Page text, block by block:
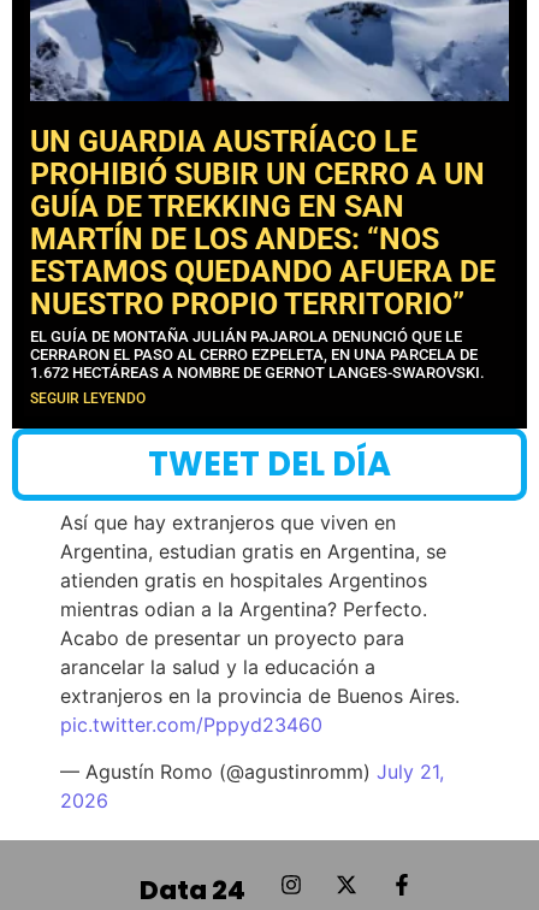
UN GUARDIA AUSTRÍACO LE
PROHIBIÓ SUBIR UN CERRO A UN
GUÍA DE TREKKING EN SAN
MARTÍN DE LOS ANDES: “NOS
ESTAMOS QUEDANDO AFUERA DE
NUESTRO PROPIO TERRITORIO”
EL GUÍA DE MONTAÑA JULIÁN PAJAROLA DENUNCIÓ QUE LE
CERRARON EL PASO AL CERRO EZPELETA, EN UNA PARCELA DE
1.672 HECTÁREAS A NOMBRE DE GERNOT LANGES-SWAROVSKI.
SEGUIR LEYENDO
TWEET DEL DÍA
Así que hay extranjeros que viven en
Argentina, estudian gratis en Argentina, se
atienden gratis en hospitales Argentinos
mientras odian a la Argentina? Perfecto.
Acabo de presentar un proyecto para
arancelar la salud y la educación a
extranjeros en la provincia de Buenos Aires.
pic.twitter.com/Pppyd23460
— Agustín Romo (@agustinromm) July 21,
2026
Data 24